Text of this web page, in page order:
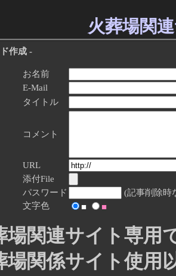
火葬場関
作成 -
お名前
E-Mail
タイトル
コメント
URL
添付File
パスワード
(記事削除時
文字色
■ ■
場関連サイト専用
場関係サイト使